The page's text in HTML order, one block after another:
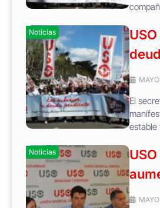
Noticias
El
estable
Noticias